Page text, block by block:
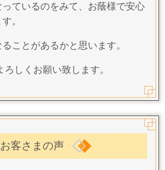
ているのをみて、お蔭様で安心
。
ことがあるかと思います。
しくお願い致します。
お客さまの声